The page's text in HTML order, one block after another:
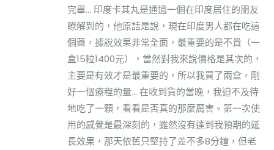
完畢... 印度卡其丸是通過一個在印度居住的朋友
瞭解到的，他原話是說，現在印度男人都在吃這
個藥，據說效果非常全面，最重要的是不貴（一
盒15粒1400元），當然對我來說價格是其次的，
主要是有效才是最重要的，所以我買了兩盒，剛
好一個療程的量... 在收到貨的當晚，我迫不及待
地吃了一顆，看看是否真的那麼厲害。第一次使
用的感覺是最深刻的，雖然沒有達到我預期的延
長效果，那天依舊只堅持了差不多8分鐘，但老